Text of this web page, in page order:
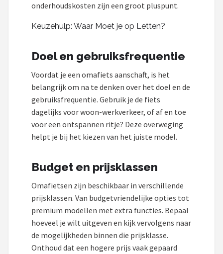
onderhoudskosten zijn een groot pluspunt.
Keuzehulp: Waar Moet je op Letten?
Doel en gebruiksfrequentie
Voordat je een omafiets aanschaft, is het
belangrijk om na te denken over het doel en de
gebruiksfrequentie. Gebruik je de fiets
dagelijks voor woon-werkverkeer, of af en toe
voor een ontspannen ritje? Deze overweging
helpt je bij het kiezen van het juiste model.
Budget en prijsklassen
Omafietsen zijn beschikbaar in verschillende
prijsklassen. Van budgetvriendelijke opties tot
premium modellen met extra functies. Bepaal
hoeveel je wilt uitgeven en kijk vervolgens naar
de mogelijkheden binnen die prijsklasse.
Onthoud dat een hogere prijs vaak gepaard